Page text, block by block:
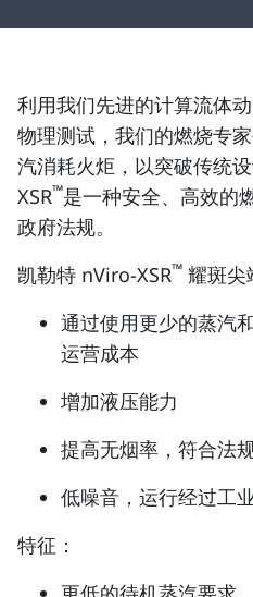
利用我们先进的计算流体
物理测试，我们的燃烧专
汽消耗火炬，以突破传统
XSR™是一种安全、高效的
政府法规。
凯勒特 nViro-XSR™ 耀斑尖
通过使用更少的蒸汽
运营成本
增加液压能力
提高无烟率，符合法
低噪音，运行经过工
特征：